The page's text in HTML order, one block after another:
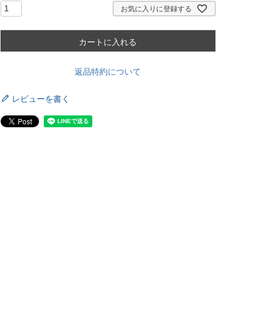
お気に入りに登録する
カートに入れる
返品特約について
レビューを書く